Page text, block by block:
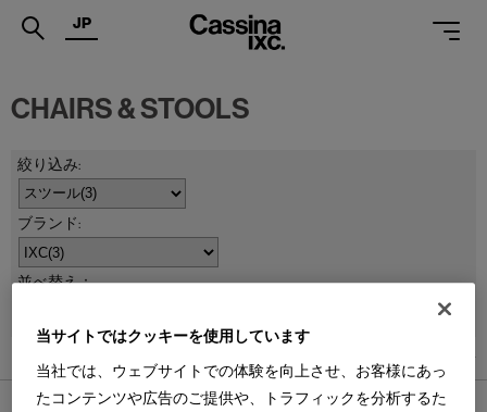
.
SERVICES
PROJECTS
MAGAZINE
SHOPS
CATALOGUES
JP
CHAIRS & STOOLS
並べ替え：
件あります
当サイトではクッキーを使用しています
当社では、ウェブサイトでの体験を向上させ、お客様にあっ
たコンテンツや広告のご提供や、トラフィックを分析するた